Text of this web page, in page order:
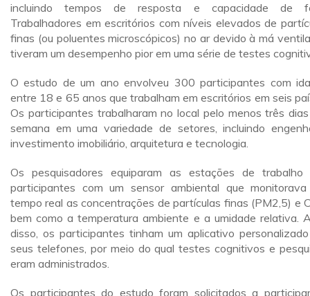
incluindo tempos de resposta e capacidade de
Trabalhadores em escritórios com níveis elevados de
finas (ou poluentes microscópicos) no ar devido à má
tiveram um desempenho pior em uma série de testes
O estudo de um ano envolveu 300 participantes com
entre 18 e 65 anos que trabalham em escritórios em seis
Os participantes trabalharam no local pelo menos três
semana em uma variedade de setores, incluindo
investimento imobiliário, arquitetura e tecnologia.
Os pesquisadores equiparam as estações de trabalho
participantes com um sensor ambiental que
tempo real as concentrações de partículas finas (PM2,5) e
bem como a temperatura ambiente e a umidade relativa.
disso, os participantes tinham um aplicativo
seus telefones, por meio do qual testes cognitivos e
eram administrados.
Os participantes do estudo foram solicitados a